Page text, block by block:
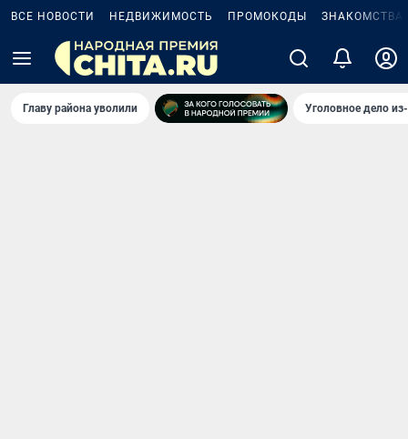
ВСЕ НОВОСТИ НЕДВИЖИМОСТЬ ПРОМОКОДЫ ЗНАКОМСТВА
Главу района уволили Уголовное дело